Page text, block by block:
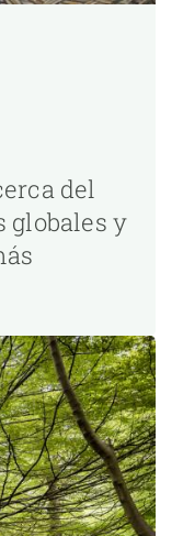
del
globales y